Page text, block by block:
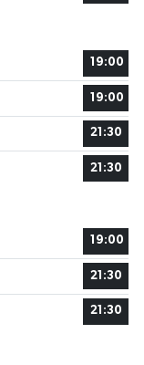
19:00
19:00
21:30
21:30
19:00
21:30
21:30